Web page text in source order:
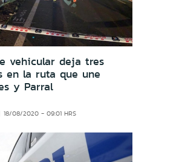
vehicular deja tres
en la ruta que une
y Parral
18/08/2020 - 09:01 HRS